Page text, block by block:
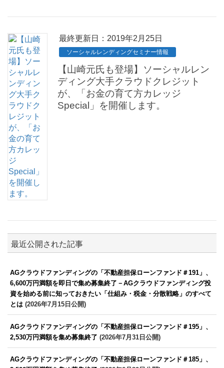
最終更新日：2019年2月25日
ソーシャルレンディングセミナー情報
【山崎元氏も登場】ソーシャルレン
ディング大手クラウドクレジット
が、「お金の育て方カレッジ
Special」を開催します。
最近公開された記事
AGクラウドファンディングの「不動産担保ローンファンド＃191」、
6,600万円満額を即日で集め募集終了－AGクラウドファンディング投
資を始める前に知っておきたい「仕組み・税金・分散戦略」のすべて
とは (2026年7月15日公開)
AGクラウドファンディングの「不動産担保ローンファンド＃195」、
2,530万円満額を集め募集終了 (2026年7月31日公開)
AGクラウドファンディングの「不動産担保ローンファンド＃185」、